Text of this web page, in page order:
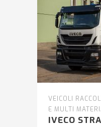
VEICOLI
E MULTI
IVECO